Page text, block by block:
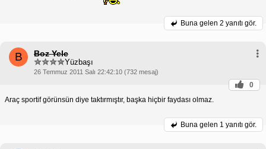
Buna gelen 2 yanıtı gör.
B Boz Yele
Yüzbaşı
26 Temmuz 2011 Salı 22:42:10 (732 mesaj)
0
Araç sportif görünsün diye taktırmıştır, başka hiçbir faydası olmaz.
Buna gelen 1 yanıtı gör.